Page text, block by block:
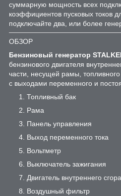
суммарную мощность всех
коэффициентов пусковых токов
подключайте два, или более
ОБЗОР
Бензиновый генератор
бензинового двигателя
части, несущей рамы,
с выходами переменного и
Топливный бак
Рама
Панель управления
Выход переменного тока
Вольтметр
Выключатель зажигания
Двигатель внутреннего
Воздушный фильтр